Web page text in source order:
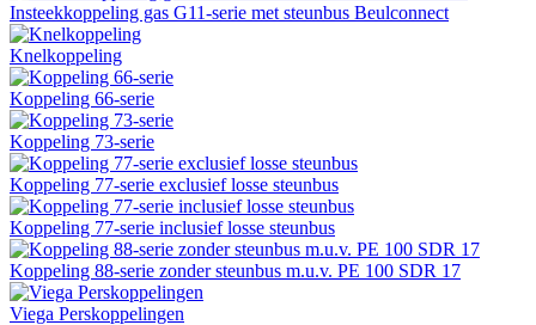
Insteekkoppeling gas G11-serie met steunbus Beulconnect
Knelkoppeling
Koppeling 66-serie
Koppeling 73-serie
Koppeling 77-serie exclusief losse steunbus
Koppeling 77-serie inclusief losse steunbus
Koppeling 88-serie zonder steunbus m.u.v. PE 100 SDR 17
Viega Perskoppelingen